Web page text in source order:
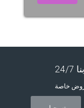
7
خاصة